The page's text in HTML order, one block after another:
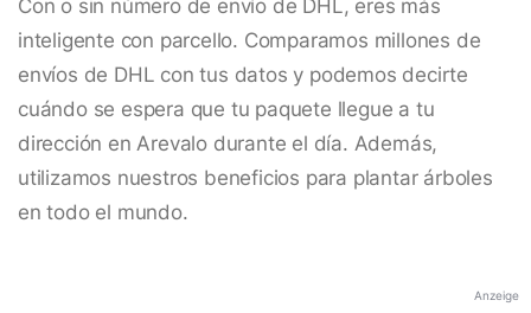
Con o sin número de envío de DHL, eres más
inteligente con parcello. Comparamos millones de
envíos de DHL con tus datos y podemos decirte
cuándo se espera que tu paquete llegue a tu
dirección en Arevalo durante el día. Además,
utilizamos nuestros beneficios para plantar árboles
en todo el mundo.
Anzeige